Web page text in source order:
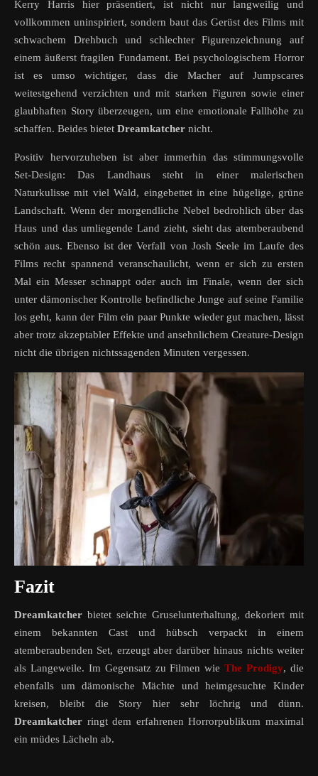
Kerry Harris hier präsentiert, ist nicht nur langweilig und
vollkommen uninspiriert, sondern baut das Gerüst des Films mit
schwachem Drehbuch und schlechter Figurenzeichnung auf
einem äußerst fragilen Fundament. Bei psychologischem Horror
ist es umso wichtiger, dass die Macher auf Jumpscares
weitestgehend verzichten und mit starken Figuren sowie einer
glaubhaften Story überzeugen, um eine emotionale Fallhöhe zu
schaffen. Beides bietet Dreamkatcher nicht.
Positiv hervorzuheben ist aber immerhin das stimmungsvolle
Set-Design: Das Landhaus steht in einer malerischen
Naturkulisse mit viel Wald, eingebettet in eine hügelige, grüne
Landschaft. Wenn der morgendliche Nebel bedrohlich über das
Haus und das umliegende Land zieht, sieht das atemberaubend
schön aus. Ebenso ist der Verfall von Josh Seele im Laufe des
Films recht spannend veranschaulicht, wenn er sich zu ersten
Mal ein Messer schnappt oder auch im Finale, wenn der sich
unter dämonischer Kontrolle befindliche Junge auf seine Familie
los geht, kann der Film ein paar Punkte wieder gut machen, lässt
aber trotz akzeptabler Effekte und ansehnlichem Creature-Design
nicht die übrigen nichtssagenden Minuten vergessen.
Fazit
Dreamkatcher bietet seichte Gruselunterhaltung, dekoriert mit
einem bekannten Cast und hübsch verpackt in einem
atemberaubenden Set, erzeugt aber darüber hinaus nichts weiter
als Langeweile. Im Gegensatz zu Filmen wieThe Prodigy, die
ebenfalls um dämonische Mächte und heimgesuchte Kinder
kreisen, bleibt die Story hier sehr löchrig und dünn.
Dreamkatcher ringt dem erfahrenen Horrorpublikum maximal
ein müdes Lächeln ab.